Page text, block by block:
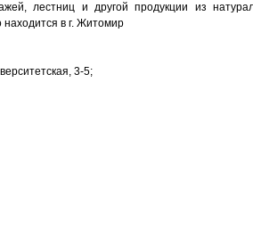
лестниц и другой продукции из
в г. Житомир
3-5;